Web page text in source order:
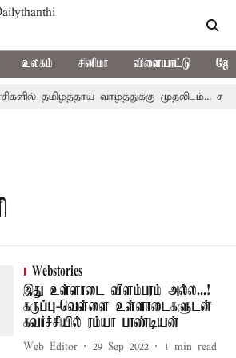
உலகம் சினிமா விளையாட்டு
தமிழ்த்தாய் வாழ்த்துக்கு முதலிடம்...
Webstories
இது உள்ளாடை விளம்பரம் அல்ல...!
கருப்பு-வெள்ளை உள்ளாடைகளுடன்
கவர்ச்சியில் ரம்யா பாண்டியன்
Web Editor 29 Sep 2022 1 min read